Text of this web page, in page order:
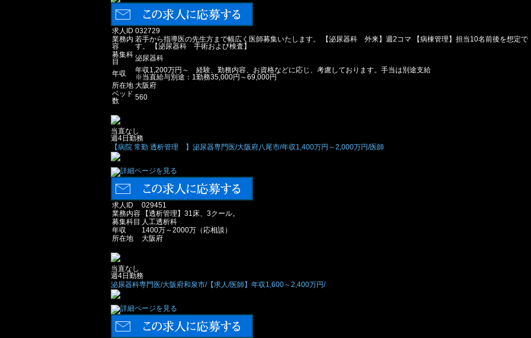
求人ID 032729
業務内
容
若手から指導医の先生方まで幅広く医師募集いたします。 【泌尿器科 外来】週2コマ 【病棟管理】担当10名前後を想定で
す。 【泌尿器科 手術および検査】
募集科
目
泌尿器科
年収
年収1,200万円～ 経験、勤務内容、お資格などに応じ、考慮しております。手当は別途支給
※当直給与別途：1勤務35,000円～69,000円
所在地 大阪府
ベッド
数
560
当直なし
週4日勤務
【病院 常勤 透析管理 】泌尿器専門医/大阪府八尾市/年収1,400万円～2,000万円/医師
求人ID
029451
業務内容
【透析管理】31床、3クール。
募集科目 人工透析科
年収
1400万～2000万（応相談）
所在地
大阪府
当直なし
週4日勤務
泌尿器科専門医/大阪府和泉市/【求人/医師】年収1,600～2,400万円/